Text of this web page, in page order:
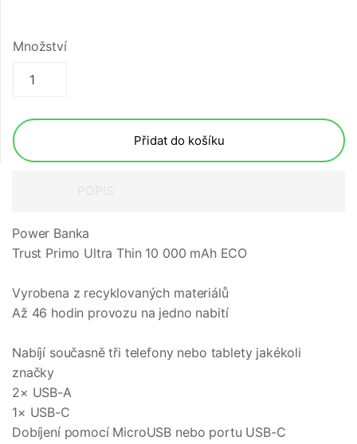
Množství
Přidat do košíku
Power Banka
Trust Primo Ultra Thin 10 000 mAh ECO
Vyrobena z recyklovaných materiálů
Až 46 hodin provozu na jedno nabití
Nabíjí současně tři telefony nebo tablety jakékoli
značky
2× USB-A
1× USB-C
Dobíjení pomocí MicroUSB nebo portu USB-C